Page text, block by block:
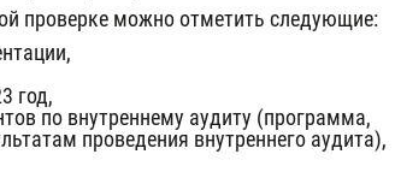
проверке можно отметить следующие:
год,
по внутреннему аудиту (программа,
проведения внутреннего аудита),